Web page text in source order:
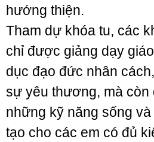
hướng thiện.
Tham dự khóa tu, các
chỉ được giảng dạy
dục đạo đức nhân
sự yêu thương, mà còn
những kỹ năng sống
tạo cho các em có đủ